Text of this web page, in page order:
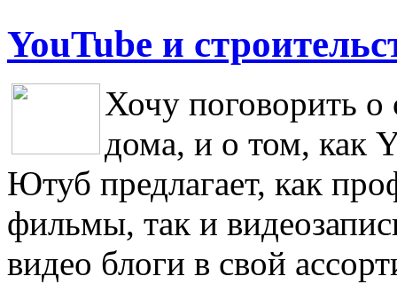
YouTube и
Хочу поговорить о
дома, и о том, как
Ютуб предлагает, как
фильмы, так и
видео блоги в свой